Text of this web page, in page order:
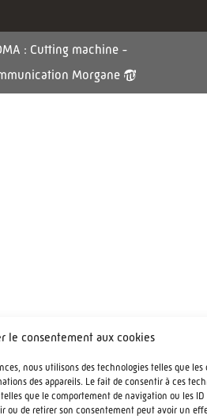
le consentement aux cookies
nous utilisons des technologies telles que les
des appareils. Le fait de consentir à ces
que le comportement de navigation ou les
ou de retirer son consentement peut avoir un
: Cutting machine -
Morgane